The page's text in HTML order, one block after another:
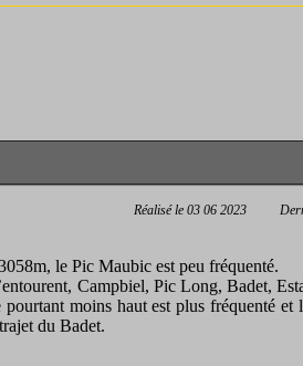
Réalisé le 03 06 2023
le Pic Maubic est peu fréquenté.
Campbiel, Pic Long, Badet,
moins haut est plus fréquenté et
du Badet.